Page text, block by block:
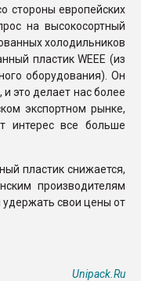
стороны европейских
на высокосортный
холодильников
пластик WEEE (из
оборудования). Он
это делает нас более
экспортном рынке,
интерес все больше
пластик снижается,
производителям
удержать свои цены от
Unipack.Ru